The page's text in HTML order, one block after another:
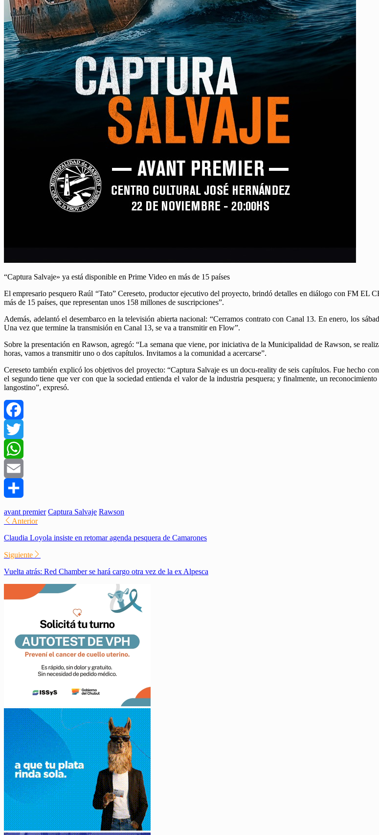
“Captura Salvaje» ya está disponible en Prime Video en más de 15 países
El empresario pesquero Raúl “Tato” Cereseto, productor ejecutivo del proyecto, brindó detalles en diálogo con FM
más de 15 países, que representan unos 158 millones de suscripciones”.
Además, adelantó el desembarco en la televisión abierta nacional: “Cerramos contrato con Canal 13. En enero, los
Una vez que termine la transmisión en Canal 13, se va a transmitir en Flow”.
Sobre la presentación en Rawson, agregó: “La semana que viene, por iniciativa de la Municipalidad de Rawson, se
horas, vamos a transmitir uno o dos capítulos. Invitamos a la comunidad a acercarse”.
Cereseto también explicó los objetivos del proyecto: “Captura Salvaje es un docu-reality de seis capítulos. Fue hecho
el segundo tiene que ver con que la sociedad entienda el valor de la industria pesquera; y finalmente, un
langostino”, expresó.
Facebook
Twitter
WhatsApp
Email
avant premier Captura Salvaje Rawson
Anterior
Claudia Loyola insiste en retomar agenda pesquera de Camarones
Siguiente
Vuelta atrás: Red Chamber se hará cargo otra vez de la ex Alpesca